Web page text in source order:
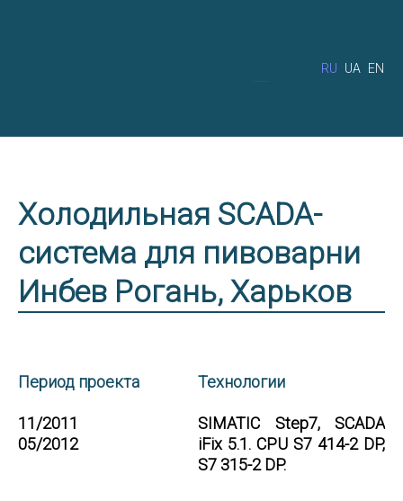
RU UA EN
Холодильная SCADA-
система для пивоварни
Инбев Рогань, Харьков
Период проекта
11/2011
05/2012
Технологии
SIMATIC Step7, SCADA
iFix 5.1. CPU S7 414-2 DP,
S7 315-2 DP.